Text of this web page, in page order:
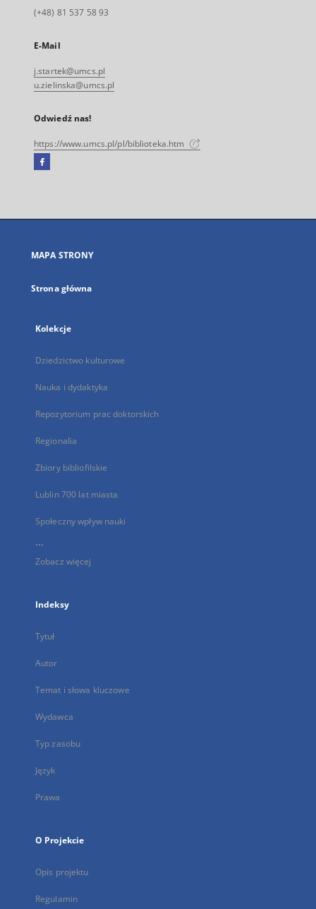
(+48) 81 537 58 93
E-Mail
j.startek@umcs.pl
u.zielinska@umcs.pl
Odwiedź nas!
https://www.umcs.pl/pl/biblioteka.htm
Facebook
się
karcie
MAPA STRONY
Strona główna
Kolekcje
Dziedzictwo kulturowe
Nauka i dydaktyka
Repozytorium prac doktorskich
Regionalia
Zbiory bibliofilskie
Lublin 700 lat miasta
Społeczny wpływ nauki
...
Zobacz więcej
Indeksy
Tytuł
Autor
Temat i słowa kluczowe
Wydawca
Typ zasobu
Język
Prawa
O Projekcie
Opis projektu
Regulamin